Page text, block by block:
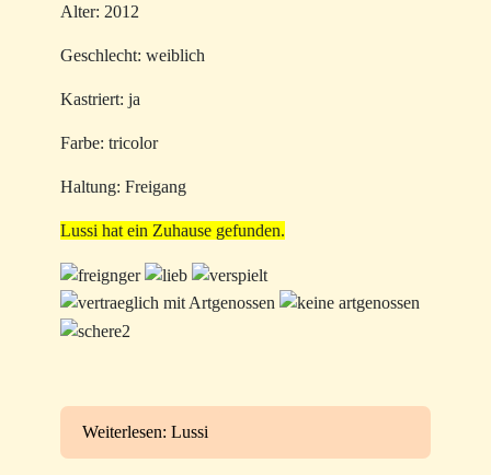
Alter: 2012
Geschlecht: weiblich
Kastriert: ja
Farbe: tricolor
Haltung: Freigang
Lussi hat ein Zuhause gefunden.
Weiterlesen: Lussi